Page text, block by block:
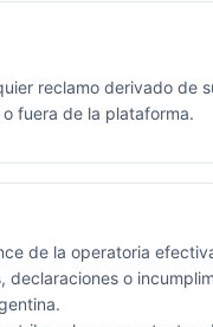
reclamo derivado de
fuera de la plataforma.
de la operatoria
declaraciones o